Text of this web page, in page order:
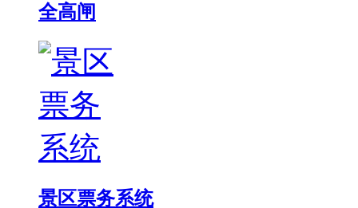
全高闸
景区票务系统